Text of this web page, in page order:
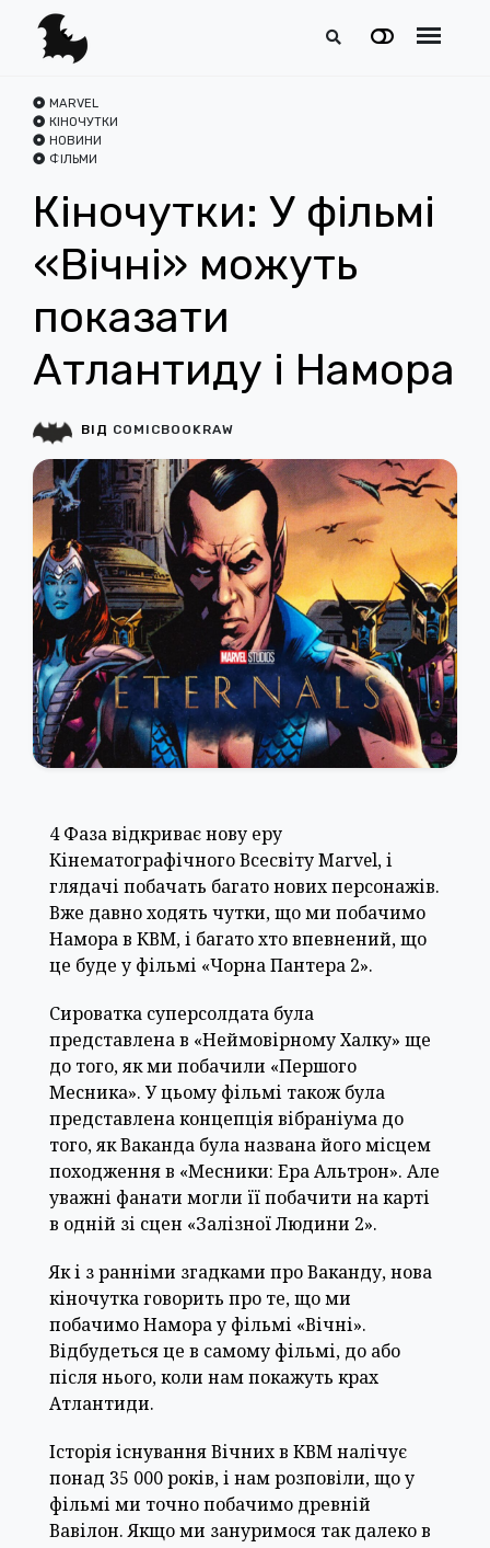
4 Фаза відкриває нову еру
Кінематографічного Всесвіту Marvel, і
глядачі побачать багато нових персонажів.
Вже давно ходять чутки, що ми побачимо
Намора в КВМ, і багато хто впевнений, що
це буде у фільмі «Чорна Пантера 2».
Сироватка суперсолдата була
представлена в «Неймовірному Халку» ще
до того, як ми побачили «Першого
Месника». У цьому фільмі також була
представлена концепція вібраніума до
того, як Ваканда була названа його місцем
походження в «Месники: Ера Альтрон». Але
уважні фанати могли її побачити на карті
в одній зі сцен «Залізної Людини 2».
Як і з ранніми згадками про Ваканду, нова
кіночутка говорить про те, що ми
побачимо Намора у фільмі «Вічні».
Відбудеться це в самому фільмі, до або
після нього, коли нам покажуть крах
Атлантиди.
Історія існування Вічних в КВМ налічує
понад 35 000 років, і нам розповіли, що у
фільмі ми точно побачимо древній
Вавілон. Якщо ми зануримося так далеко в
MARVEL
КІНОЧУТКИ
НОВИНИ
ФІЛЬМИ
Кіночутки: У фільмі
«Вічні» можуть
показати
Атлантиду і Намора
ВІД COMICBOOKRAW